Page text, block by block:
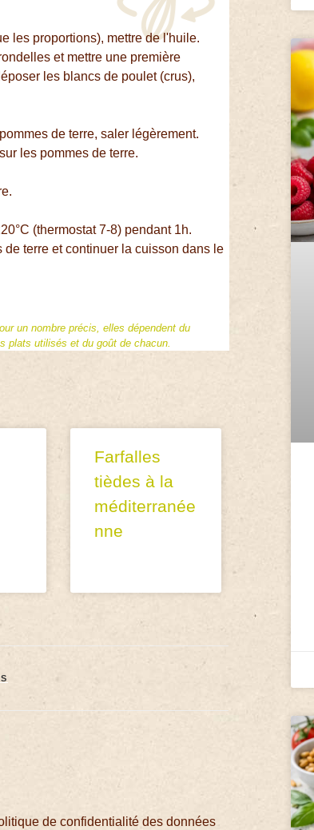
les proportions), mettre de l'huile.
et mettre une première
les blancs de poulet (crus),
de terre, saler légèrement.
les pommes de terre.
(thermostat 7-8) pendant 1h.
terre et continuer la cuisson dans le
un nombre précis, elles dépendent du
plats utilisés et du goût de chacun.
Farfalles
tièdes à la
méditerranée
nne
de confidentialité des données